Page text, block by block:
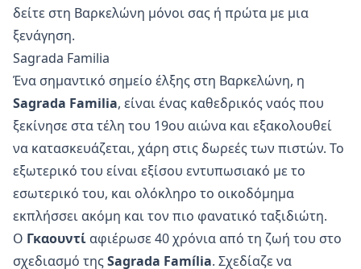
δείτε στη Βαρκελώνη μόνοι σας ή πρώτα με μια
ξενάγηση.
Sagrada Familia
Ένα σημαντικό σημείο έλξης στη Βαρκελώνη, η
Sagrada Familia, είναι ένας καθεδρικός ναός που
ξεκίνησε στα τέλη του 19ου αιώνα και εξακολουθεί
να κατασκευάζεται, χάρη στις δωρεές των πιστών. Το
εξωτερικό του είναι εξίσου εντυπωσιακό με το
εσωτερικό του, και ολόκληρο το οικοδόμημα
εκπλήσσει ακόμη και τον πιο φανατικό ταξιδιώτη.
Ο Γκαουντί αφιέρωσε 40 χρόνια από τη ζωή του στο
σχεδιασμό τηςSagrada Família. Σχεδίαζε να